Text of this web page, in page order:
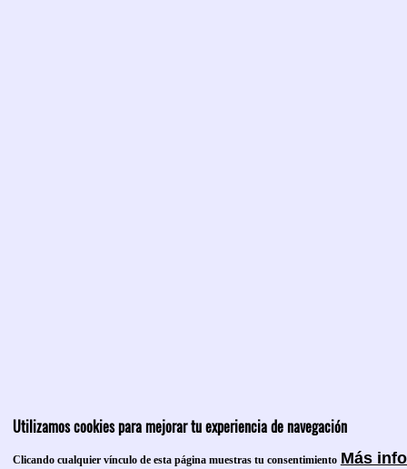
Utilizamos cookies para mejorar tu experiencia de navegación
Clicando cualquier vínculo de esta página muestras tu consentimiento Más